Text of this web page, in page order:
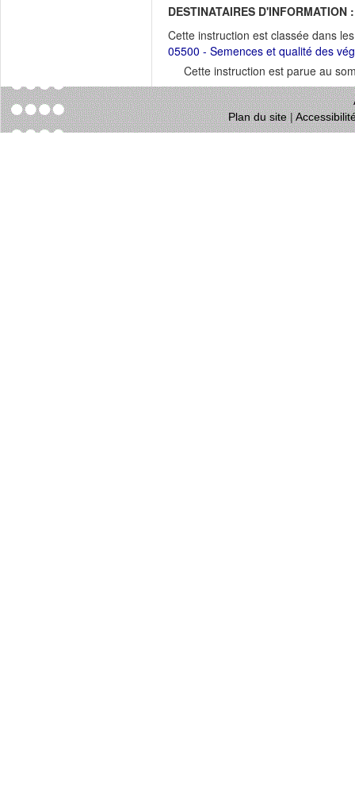
DESTINATAIRES D'INFORMATION :
Cette instruction est classée dans
05500 - Semences et qualité des
Cette instruction est parue au
Plan du site|